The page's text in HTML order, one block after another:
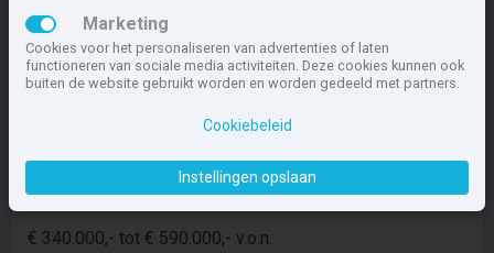
59 42 33-130 m 2 Bouw: 2025
Hoorn > Zwaag
€ 340.000,- tot € 590.000,- v.o.n.
Marketing
Cookies voor het personaliseren van advertenties of laten
functioneren van sociale media activiteiten. Deze cookies kunnen ook
buiten de website gebruikt worden en worden gedeeld met partners.
Cookiebeleid
Instellingen opslaan